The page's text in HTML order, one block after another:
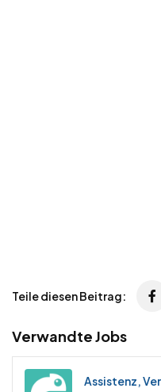
Teile diesen Beitrag:
Verwandte Jobs
Assistenz,